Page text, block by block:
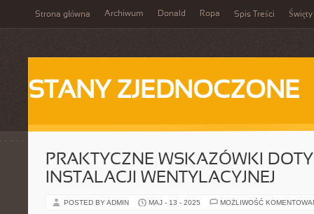
Strona główna Archiwum Donald Ropa Spis Treści Święty
STANY ZJEDNOCZONE
PRAKTYCZNE WSKAZÓWKI
INSTALACJI WENTYLACYJNEJ
POSTED BY ADMIN MAJ - 13 - 2025 MOŻLIWOŚĆ